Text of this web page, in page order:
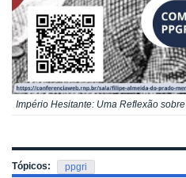
Império Hesitante: Uma Reflexão
Tópicos: ppgri